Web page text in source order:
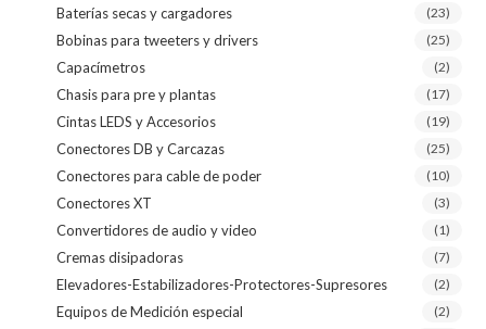
Baterías secas y cargadores (23)
Bobinas para tweeters y drivers (25)
Capacímetros (2)
Chasis para pre y plantas (17)
Cintas LEDS y Accesorios (19)
Conectores DB y Carcazas (25)
Conectores para cable de poder (10)
Conectores XT (3)
Convertidores de audio y video (1)
Cremas disipadoras (7)
Elevadores-Estabilizadores-Protectores-Supresores (2)
Equipos de Medición especial (2)